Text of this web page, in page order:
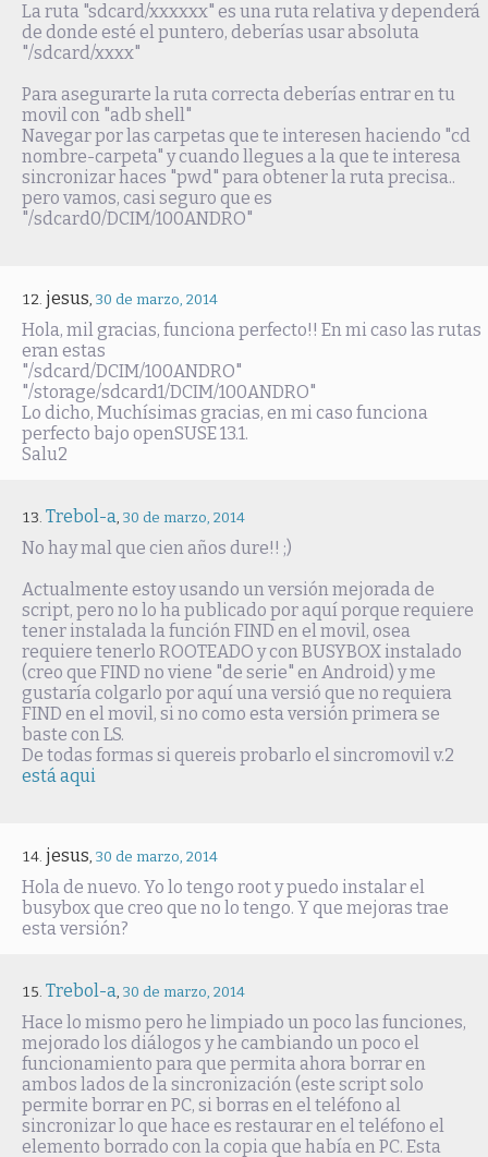
La ruta "sdcard/xxxxxx" es una ruta relativa y dependerá
de donde esté el puntero, deberías usar absoluta
"/sdcard/xxxx"
Para asegurarte la ruta correcta deberías entrar en tu
movil con "adb shell"
Navegar por las carpetas que te interesen haciendo "cd
nombre-carpeta" y cuando llegues a la que te interesa
sincronizar haces "pwd" para obtener la ruta precisa..
pero vamos, casi seguro que es
"/sdcard0/DCIM/100ANDRO"
jesus, 30 de marzo, 2014
Hola, mil gracias, funciona perfecto!! En mi caso las rutas
eran estas
"/sdcard/DCIM/100ANDRO"
"/storage/sdcard1/DCIM/100ANDRO"
Lo dicho, Muchísimas gracias, en mi caso funciona
perfecto bajo openSUSE 13.1.
Salu2
Trebol-a, 30 de marzo, 2014
No hay mal que cien años dure!! ;)
Actualmente estoy usando un versión mejorada de
script, pero no lo ha publicado por aquí porque requiere
tener instalada la función FIND en el movil, osea
requiere tenerlo ROOTEADO y con BUSYBOX instalado
(creo que FIND no viene "de serie" en Android) y me
gustaría colgarlo por aquí una versió que no requiera
FIND en el movil, si no como esta versión primera se
baste con LS.
De todas formas si quereis probarlo el sincromovil v.2
está aqui
jesus, 30 de marzo, 2014
Hola de nuevo. Yo lo tengo root y puedo instalar el
busybox que creo que no lo tengo. Y que mejoras trae
esta versión?
Trebol-a, 30 de marzo, 2014
Hace lo mismo pero he limpiado un poco las funciones,
mejorado los diálogos y he cambiando un poco el
funcionamiento para que permita ahora borrar en
ambos lados de la sincronización (este script solo
permite borrar en PC, si borras en el teléfono al
sincronizar lo que hace es restaurar en el teléfono el
elemento borrado con la copia que había en PC. Esta